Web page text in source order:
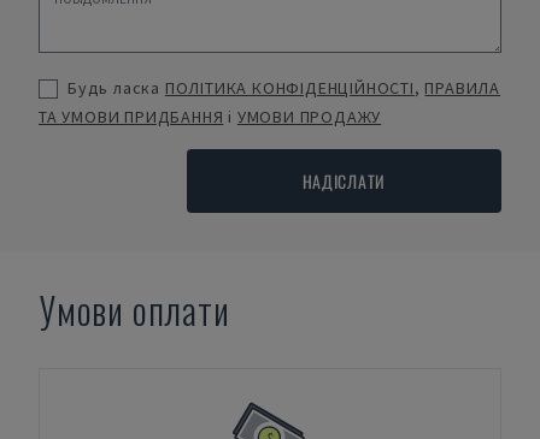
Будь ласка ПОЛІТИКА КОНФІДЕНЦІЙНОСТІ, ПРАВИЛА
ТА УМОВИ ПРИДБАННЯ і УМОВИ ПРОДАЖУ
НАДІСЛАТИ
Умови оплати